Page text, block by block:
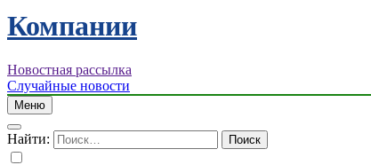
Компании
Новостная рассылка
Случайные новости
Меню
Найти: